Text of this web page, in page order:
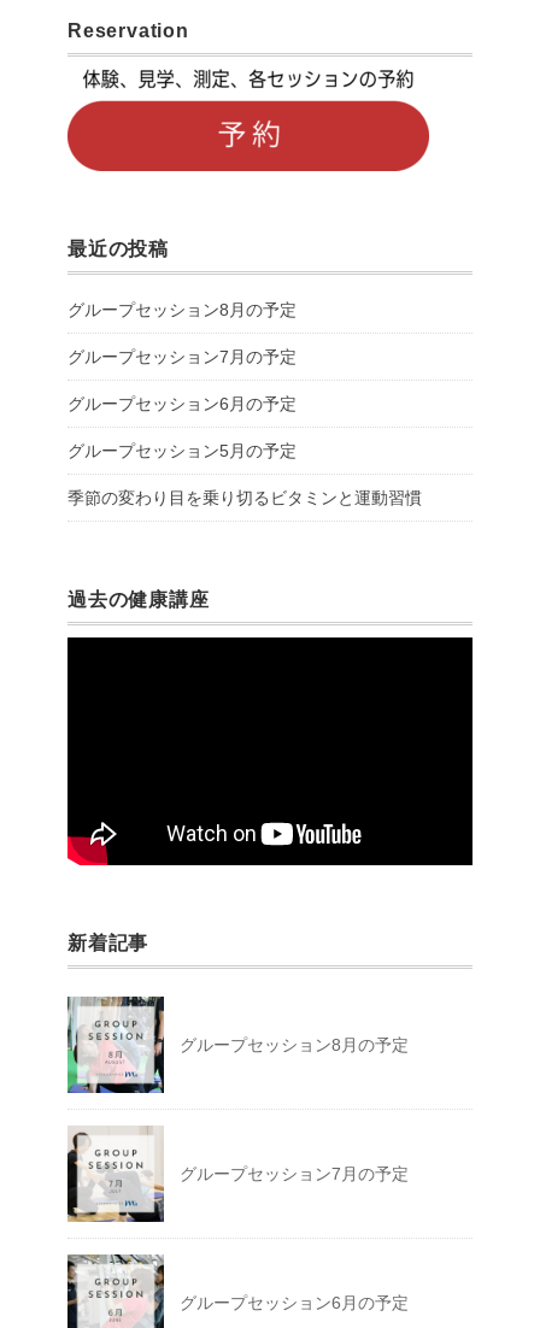
Reservation
最近の投稿
グループセッション8月の予定
グループセッション7月の予定
グループセッション6月の予定
グループセッション5月の予定
季節の変わり目を乗り切るビタミンと運動習慣
過去の健康講座
新着記事
グループセッション8月の予定
グループセッション7月の予定
グループセッション6月の予定